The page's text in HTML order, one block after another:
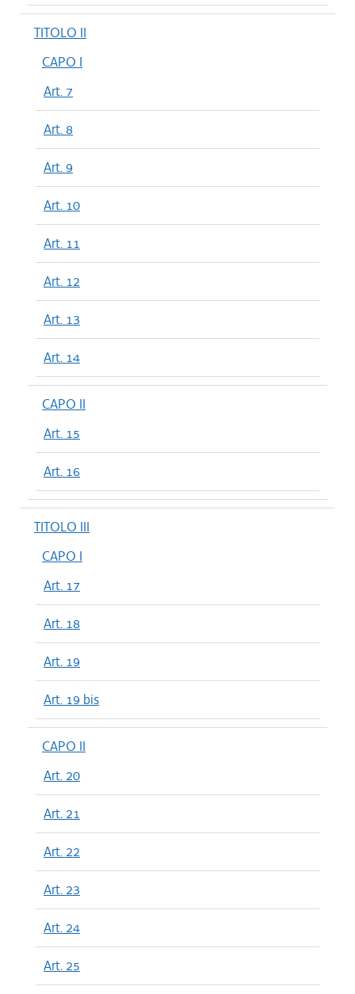
TITOLO II
CAPO I
Art. 7
Art. 8
Art. 9
Art. 10
Art. 11
Art. 12
Art. 13
Art. 14
CAPO II
Art. 15
Art. 16
TITOLO III
CAPO I
Art. 17
Art. 18
Art. 19
Art. 19 bis
CAPO II
Art. 20
Art. 21
Art. 22
Art. 23
Art. 24
Art. 25